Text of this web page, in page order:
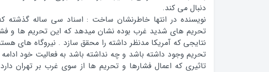
دنبال می کند.
نویسنده در انتها خاطرنشان ساخت : اسناد سی ساله گذشته
تحریم های شدید غرب بوده نشان میدهد که این تحریم ها و
نتایجی که آمریکا مدنظر داشته را محقق سازد . نیروگاه های
تحریم وجود داشته باشد و چه نداشته باشد به فعالیت خود ادامه
تاثیری که اعمال فشارها و تحریم ها از سوی غرب بر تهران